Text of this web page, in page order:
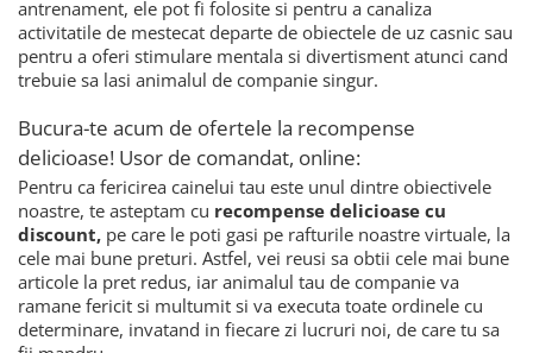
antrenament, ele pot fi folosite si pentru a canaliza
activitatile de mestecat departe de obiectele de uz casnic sau
pentru a oferi stimulare mentala si divertisment atunci cand
trebuie sa lasi animalul de companie singur.
Bucura-te acum de ofertele la recompense
delicioase! Usor de comandat, online:
Pentru ca fericirea cainelui tau este unul dintre obiectivele
noastre, te asteptam cu recompense delicioase cu
discount, pe care le poti gasi pe rafturile noastre virtuale, la
cele mai bune preturi. Astfel, vei reusi sa obtii cele mai bune
articole la pret redus, iar animalul tau de companie va
ramane fericit si multumit si va executa toate ordinele cu
determinare, invatand in fiecare zi lucruri noi, de care tu sa